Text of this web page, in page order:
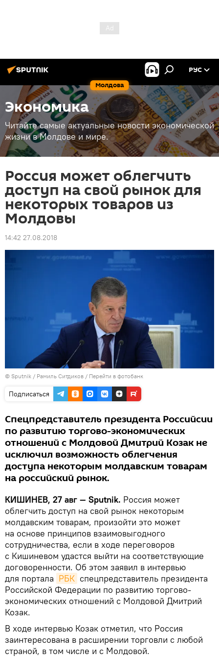
Молдова
РУС
Экономика
Читайте самые актуальные новости экономической
жизни в Молдове и мире.
Россия может облегчить
доступ на свой рынок для
некоторых товаров из
Молдовы
14:42 27.08.2018
© Sputnik / Рамиль Ситдиков / Перейти в фотобанк
Подписаться
Спецпредставитель президента Российсии
по развитию торгово-экономических
отношений с Молдовой Дмитрий Козак не
исключил возможность облегчения
доступа некоторым молдавским товарам
на российский рынок.
КИШИНЕВ, 27 авг — Sputnik. Россия может
облегчить доступ на свой рынок некоторым
молдавским товарам, произойти это может
на основе принципов взаимовыгодного
сотрудничества, если в ходе переговоров
с Кишиневом удастся выйти на соответствующие
договоренности. Об этом заявил в интервью
для портала РБК спецпредставитель президента
Российской Федерации по развитию торгово-
экономических отношений с Молдовой Дмитрий
Козак.
В ходе интервью Козак отметил, что Россия
заинтересована в расширении торговли с любой
страной, в том числе и с Молдовой.